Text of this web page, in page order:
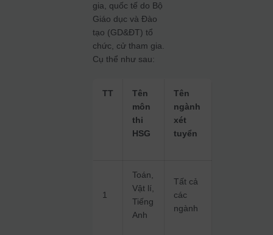
gia, quốc tế do Bộ
Giáo dục và Đào
tạo (GD&ĐT) tổ
chức, cử tham gia.
Cụ thể như sau:
TT
Tên
môn
thi
HSG
Tên
ngành
xét
tuyển
1
Toán,
Vật lí,
Tiếng
Anh
Tất cả
các
ngành